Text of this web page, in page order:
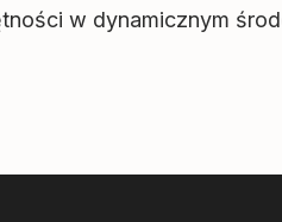
w dynamicznym